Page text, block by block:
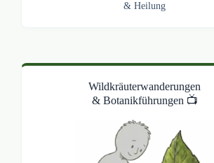
& Heilung
Wildkräuterwanderungen
& Botanikführungen 📺